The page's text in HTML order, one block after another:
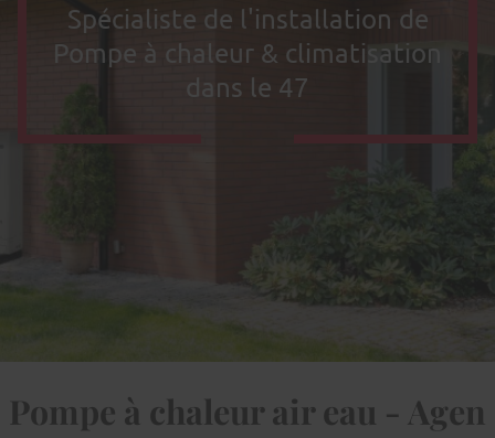
Spécialiste de l'installation de
Pompe à chaleur & climatisation
dans le 47
Pompe à chaleur air eau - Agen